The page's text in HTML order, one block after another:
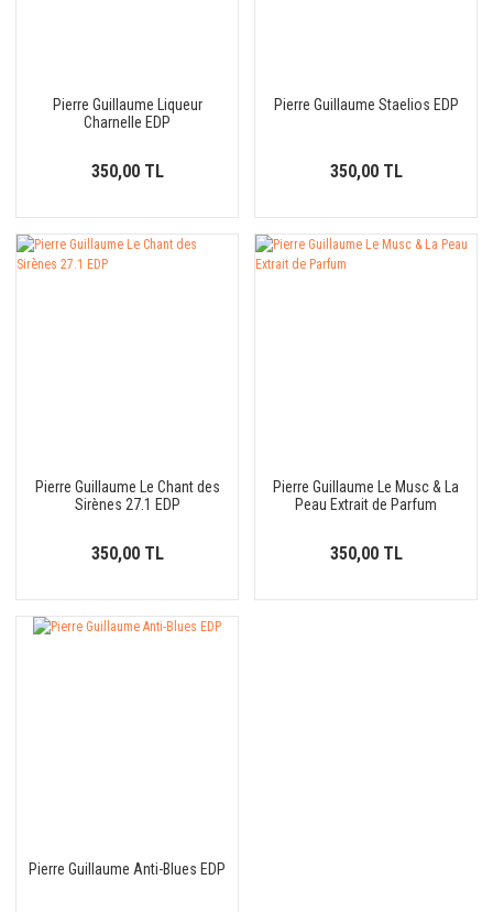
Pierre Guillaume Liqueur
Charnelle EDP
350,00 TL
Pierre Guillaume Staelios EDP
350,00 TL
Pierre Guillaume Le Chant des
Sirènes 27.1 EDP
350,00 TL
Pierre Guillaume Le Musc & La
Peau Extrait de Parfum
350,00 TL
Pierre Guillaume Anti-Blues EDP